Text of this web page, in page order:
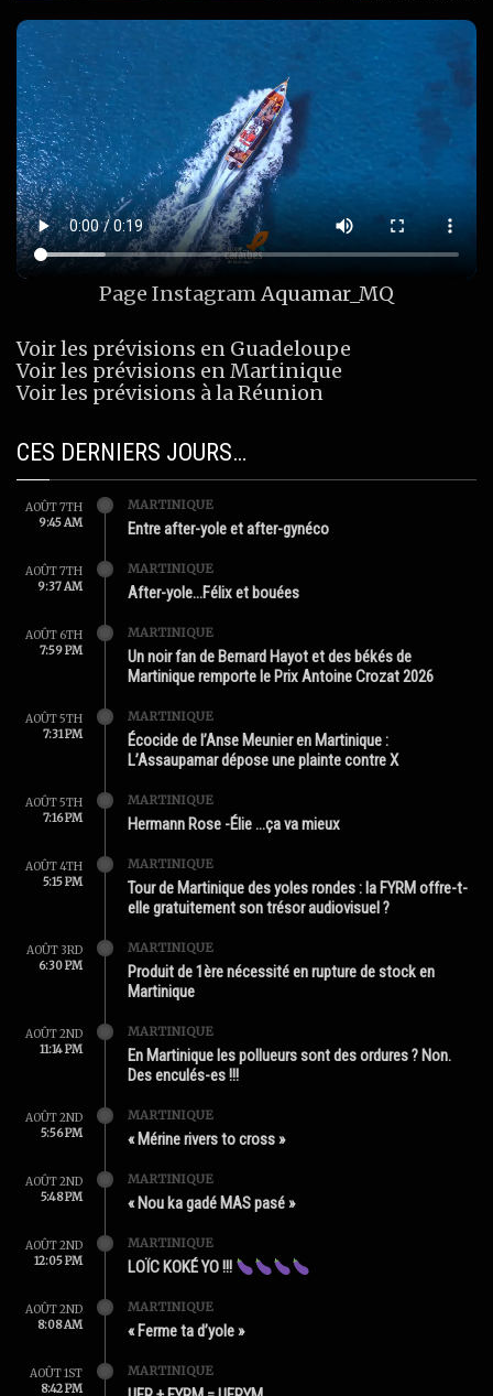
Page InstagramAquamar_MQ
Voir les prévisions en Guadeloupe
Voir les prévisions en Martinique
Voir les prévisions à la Réunion
CES DERNIERS JOURS…
AOÛT 7TH
9:45 AM
MARTINIQUE
Entre after-yole et after-gynéco
AOÛT 7TH
9:37 AM
MARTINIQUE
After-yole…Félix et bouées
AOÛT 6TH
7:59 PM
MARTINIQUE
Un noir fan de Bernard Hayot et des békés de
Martinique remporte le Prix Antoine Crozat 2026
AOÛT 5TH
7:31 PM
MARTINIQUE
Écocide de l’Anse Meunier en Martinique :
L’Assaupamar dépose une plainte contre X
AOÛT 5TH
7:16 PM
MARTINIQUE
Hermann Rose -Élie …ça va mieux
AOÛT 4TH
5:15 PM
MARTINIQUE
Tour de Martinique des yoles rondes : la FYRM offre-t-
elle gratuitement son trésor audiovisuel ?
AOÛT 3RD
6:30 PM
MARTINIQUE
Produit de 1ère nécessité en rupture de stock en
Martinique
AOÛT 2ND
11:14 PM
MARTINIQUE
En Martinique les pollueurs sont des ordures ? Non.
Des enculés-es !!!
AOÛT 2ND
5:56 PM
MARTINIQUE
« Mérine rivers to cross »
AOÛT 2ND
5:48 PM
MARTINIQUE
« Nou ka gadé MAS pasé »
AOÛT 2ND
12:05 PM
MARTINIQUE
LOÏC KOKÉ YO !!!
AOÛT 2ND
8:08 AM
MARTINIQUE
« Ferme ta d’yole »
AOÛT 1ST
8:42 PM
MARTINIQUE